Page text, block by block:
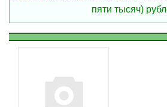
пяти тысяч)